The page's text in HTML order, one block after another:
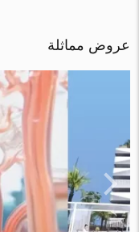
عروض مماثلة